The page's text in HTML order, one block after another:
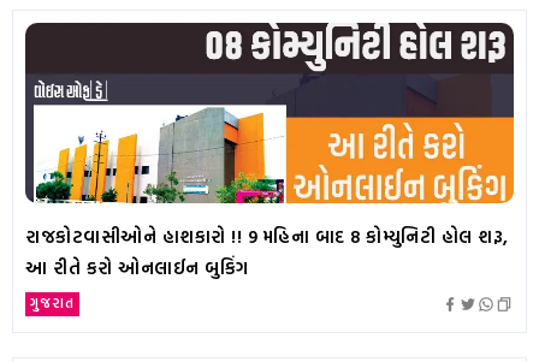
રાજકોટવાસીઓને હાશકારો !! 9 મહિના બાદ 8 કોમ્યુનિટી હોલ શરૂ,
આ રીતે કરો ઓનલાઈન બુકિંગ
ગુજરાત